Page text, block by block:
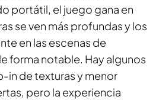
portátil, el juego gana en
se ven más profundas y los
en las escenas de
forma notable. Hay algunos
in de texturas y menor
pero la experiencia